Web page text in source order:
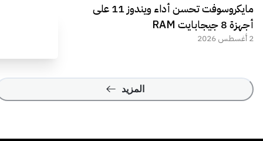
مايكروسوفت تحسن أداء ويندوز 11 على
أجهزة 8 جيجابايت RAM
2 أغسطس 2026
المزيد